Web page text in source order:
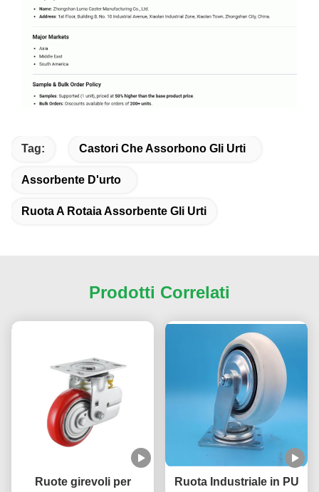
Tag: Castori Che Assorbono Gli Urti
Assorbente D'urto
Ruota A Rotaia Assorbente Gli Urti
Prodotti Correlati
Ruote girevoli per
Ruota Industriale in PU